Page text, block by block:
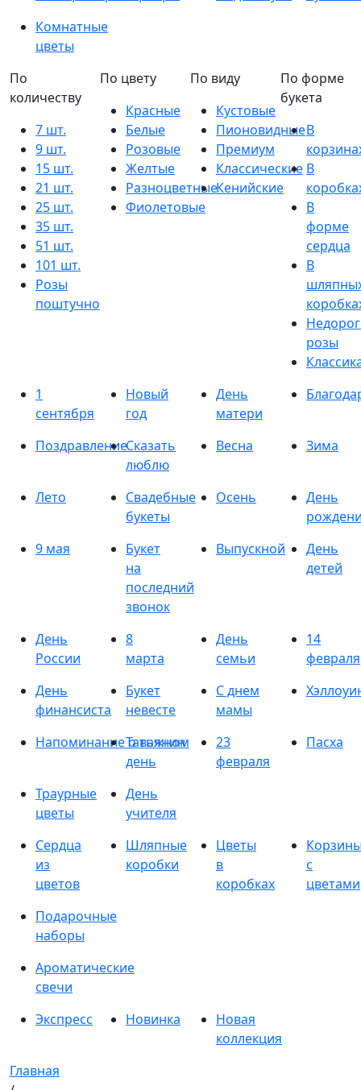
Комнатные
цветы
По
количеству
7 шт.
9 шт.
15 шт.
21 шт.
25 шт.
35 шт.
51 шт.
101 шт.
Розы
поштучно
По цвету
Красные
Белые
Розовые
Желтые
Разноцветные
Фиолетовые
По виду
Кустовые
Пионовидные
Премиум
Классические
Кенийские
По форме
букета
В
В
В
форме
сердца
В
розы
1
сентября
Новый
год
День
матери
ПоздравлениеСказать
люблю
Весна Зима
Лето
Свадебные
букеты
Осень
День
9 мая
Букет
на
последний
звонок
Выпускной
День
детей
День
России
8
марта
День
семьи
14
февраля
День
финансиста
Букет
невесте
С днем
мамы
Напоминание о важном
Татьянин
день
23
февраля
Пасха
Траурные
цветы
День
учителя
Сердца
из
цветов
Шляпные
коробки
Цветы
в
коробках
с
цветами
Подарочные
наборы
Ароматические
свечи
Экспресс
Новинка
Новая
коллекция
Главная